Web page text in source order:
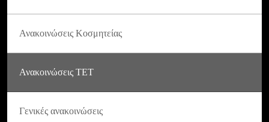
Ανακοινώσεις Κοσμητείας
Ανακοινώσεις ΤΕΤ
Γενικές ανακοινώσεις